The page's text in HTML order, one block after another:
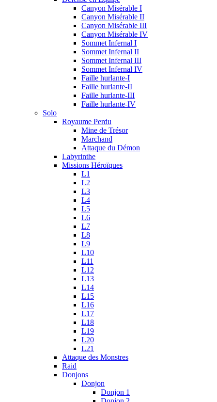
Canyon Misérable I
Canyon Misérable II
Canyon Misérable III
Canyon Misérable IV
Sommet Infernal I
Sommet Infernal II
Sommet Infernal III
Sommet Infernal IV
Faille hurlante-I
Faille hurlante-II
Faille hurlante-III
Faille hurlante-IV
Solo
Royaume Perdu
Mine de Trésor
Marchand
Attaque du Démon
Labyrinthe
Missions Héroïques
L1
L2
L3
L4
L5
L6
L7
L8
L9
L10
L11
L12
L13
L14
L15
L16
L17
L18
L19
L20
L21
Attaque des Monstres
Raid
Donjons
Donjon
Donjon 1